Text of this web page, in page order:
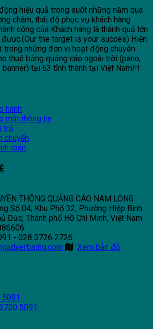
hiệu quả trong suốt những năm qua
châm, thái độ phục vụ khách hàng
công của Khách hàng là thành quả lớn
the target is your succes) Hiện
trong những đơn vị hoạt động chuyên
thuê bảng quảng cáo ngoài trời (pano,
tại 63 tỉnh thành tại Việt Nam!!!
hành
mật thông tin
trả
chuyển
toán
THÔNG QUẢNG CÁO NAM LONG
Số 04, Khu Phố 32, Phường Hiệp Bình
Đức, Thành phố Hồ Chí Minh, Việt Nam
- 028 3726 2726
Xem bản đồ
5091